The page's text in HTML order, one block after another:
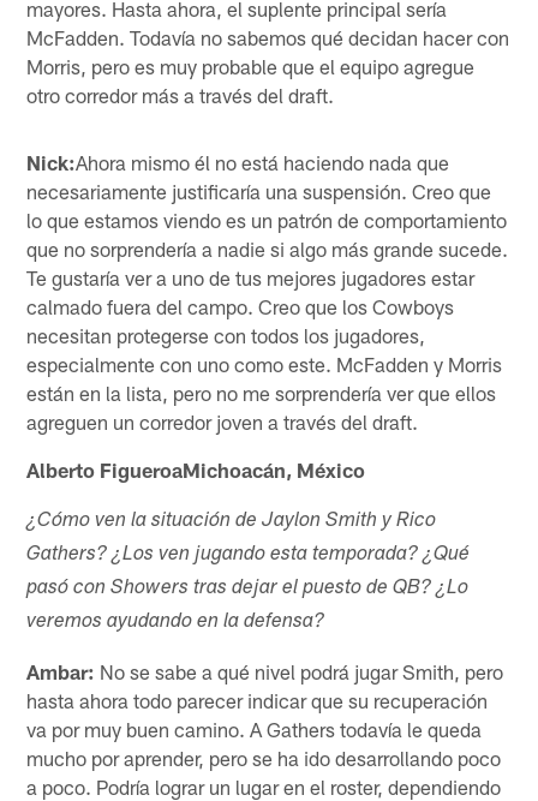
mayores. Hasta ahora, el suplente principal sería
McFadden. Todavía no sabemos qué decidan hacer con
Morris, pero es muy probable que el equipo agregue
otro corredor más a través del draft.
Nick:Ahora mismo él no está haciendo nada que
necesariamente justificaría una suspensión. Creo que
lo que estamos viendo es un patrón de comportamiento
que no sorprendería a nadie si algo más grande sucede.
Te gustaría ver a uno de tus mejores jugadores estar
calmado fuera del campo. Creo que los Cowboys
necesitan protegerse con todos los jugadores,
especialmente con uno como este. McFadden y Morris
están en la lista, pero no me sorprendería ver que ellos
agreguen un corredor joven a través del draft.
Alberto FigueroaMichoacán, México
¿Cómo ven la situación de Jaylon Smith y Rico
Gathers? ¿Los ven jugando esta temporada? ¿Qué
pasó con Showers tras dejar el puesto de QB? ¿Lo
veremos ayudando en la defensa?
Ambar: No se sabe a qué nivel podrá jugar Smith, pero
hasta ahora todo parecer indicar que su recuperación
va por muy buen camino. A Gathers todavía le queda
mucho por aprender, pero se ha ido desarrollando poco
a poco. Podría lograr un lugar en el roster, dependiendo